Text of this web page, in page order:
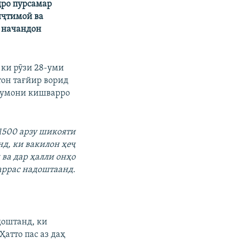
пурсамар
ва
начандон
рӯзи 28-уми
тағйир ворид
кишварро
арзу шикояти
ки вакилон ҳеҷ
дар ҳалли онҳо
надоштаанд.
ки
пас аз даҳ